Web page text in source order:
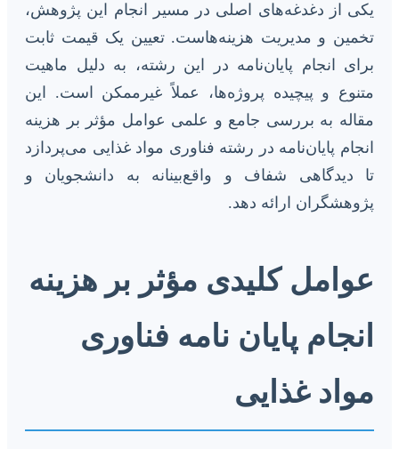
یکی از دغدغه‌های اصلی در مسیر انجام این پژوهش،
تخمین و مدیریت هزینه‌هاست. تعیین یک قیمت ثابت
برای انجام پایان‌نامه در این رشته، به دلیل ماهیت
متنوع و پیچیده پروژه‌ها، عملاً غیرممکن است. این
مقاله به بررسی جامع و علمی عوامل مؤثر بر هزینه
انجام پایان‌نامه در رشته فناوری مواد غذایی می‌پردازد
تا دیدگاهی شفاف و واقع‌بینانه به دانشجویان و
پژوهشگران ارائه دهد.
عوامل کلیدی مؤثر بر هزینه
انجام پایان نامه فناوری
مواد غذایی